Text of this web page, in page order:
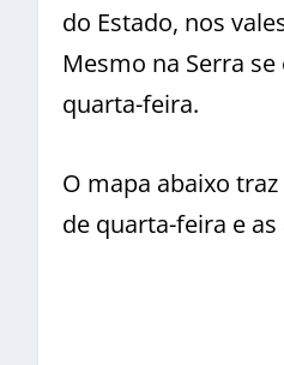
do Estado, nos
Mesmo na Serra
quarta-feira.
O mapa abaixo
de quarta-feira e